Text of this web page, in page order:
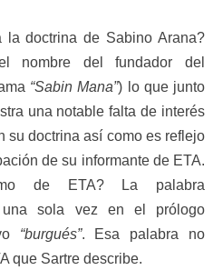
la doctrina de Sabino Arana?
nombre del fundador del
“Sabin Mana”) lo que junto
una notable falta de interés
su doctrina así como es reflejo
de su informante de ETA.
de ETA? La palabra
sola vez en el prólogo
“burgués”. Esa palabra no
que Sartre describe.